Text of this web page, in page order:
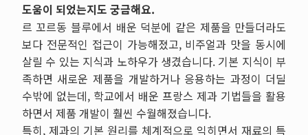
도움이 되었는지도 궁금해요.
르 꼬르동 블루에서 배운 덕분에 같은 제품을 만들더라도
보다 전문적인 접근이 가능해졌고, 비주얼과 맛을 동시에
살릴 수 있는 지식과 노하우가 생겼습니다. 기본 지식이 부
족하면 새로운 제품을 개발하거나 응용하는 과정이 더딜
수밖에 없는데, 학교에서 배운 프랑스 제과 기법들을 활용
하면서 제품 개발이 훨씬 수월해졌습니다.
특히, 제과의 기본 원리를 체계적으로 익히면서 재료의 특